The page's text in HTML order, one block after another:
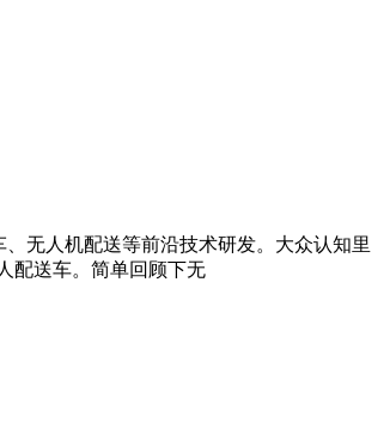
无人机配送等前沿技术研发。大众认知里
配送车。简单回顾下无